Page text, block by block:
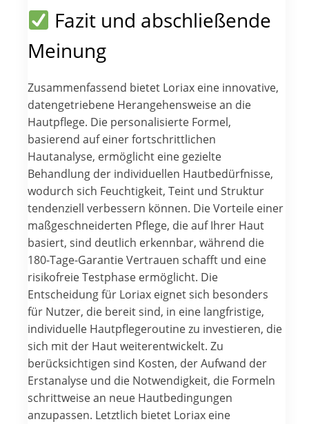
Fazit und abschließende
Meinung
Zusammenfassend bietet Loriax eine innovative,
datengetriebene Herangehensweise an die
Hautpflege. Die personalisierte Formel,
basierend auf einer fortschrittlichen
Hautanalyse, ermöglicht eine gezielte
Behandlung der individuellen Hautbedürfnisse,
wodurch sich Feuchtigkeit, Teint und Struktur
tendenziell verbessern können. Die Vorteile einer
maßgeschneiderten Pflege, die auf Ihrer Haut
basiert, sind deutlich erkennbar, während die
180-Tage-Garantie Vertrauen schafft und eine
risikofreie Testphase ermöglicht. Die
Entscheidung für Loriax eignet sich besonders
für Nutzer, die bereit sind, in eine langfristige,
individuelle Hautpflegeroutine zu investieren, die
sich mit der Haut weiterentwickelt. Zu
berücksichtigen sind Kosten, der Aufwand der
Erstanalyse und die Notwendigkeit, die Formeln
schrittweise an neue Hautbedingungen
anzupassen. Letztlich bietet Loriax eine